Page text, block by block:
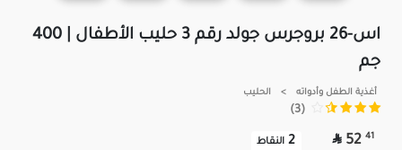
اس-26 بروجرس جولد رقم 3 حليب الأطفال | 400
جم
أغذية الطفل وأدواته > الحليب
(3)
41
52

2 النقاط